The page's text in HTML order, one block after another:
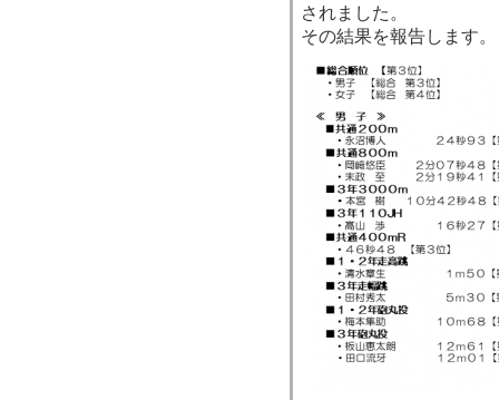
されました。
その結果を報告します。